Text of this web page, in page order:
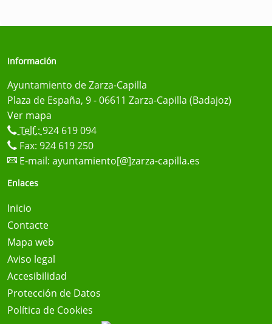
Información
Ayuntamiento de Zarza-Capilla
Plaza de España, 9 - 06611 Zarza-Capilla (Badajoz)
Ver mapa
Telf.: 924 619 094
Fax: 924 619 250
E-mail: ayuntamiento[@]zarza-capilla.es
Enlaces
Inicio
Contacte
Mapa web
Aviso legal
Accesibilidad
Protección de Datos
Política de Cookies